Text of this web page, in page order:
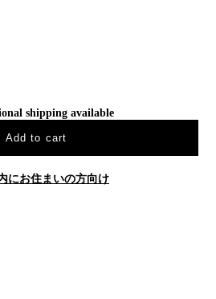
shipping available
Add to cart
にお住まいの方向け